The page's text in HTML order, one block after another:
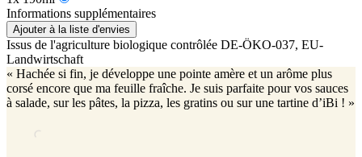
Informations supplémentaires
Ajouter à la liste d'envies
Issus de l'agriculture biologique contrôlée DE-ÖKO-037, EU-
Landwirtschaft
« Hachée si fin, je développe une pointe amère et un arôme plus
corsé encore que ma feuille fraîche. Je suis parfaite pour vos sauces
à salade, sur les pâtes, la pizza, les gratins ou sur une tartine d’iBi ! »